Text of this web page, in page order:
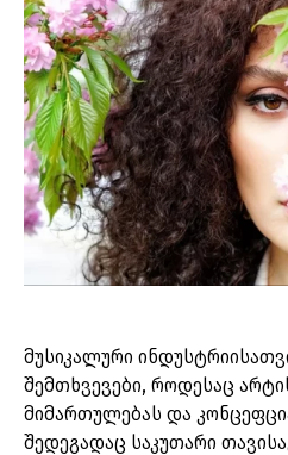
მუსიკალური
შემთხვევები, როდესაც
მიმართულებას და
შედეგადაც საკუთარი